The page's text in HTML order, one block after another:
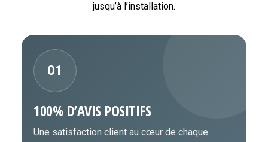
jusqu’à l’installation.
01
100% D’AVIS POSITIFS
Une satisfaction client au cœur de chaque